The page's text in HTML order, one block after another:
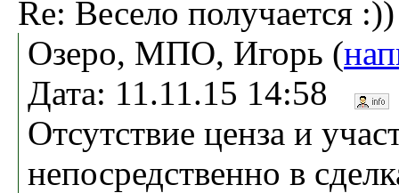
Re: Весело получается :))
Озеро, МПО, Игорь (
Дата: 11.11.15 14:58
Отсутствие ценза и
непосредственно в